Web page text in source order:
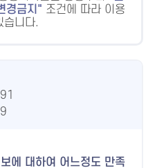
경금지
조건에 따라 이용
습니다.
에 대하여 어느정도 만족